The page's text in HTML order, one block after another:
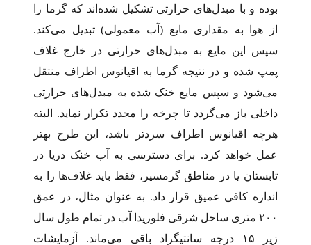
بوده و با مبدل‌های حرارتی تشکیل شده‌اند که گرما را
از هوا به مقداری مایع (آب معمولی) تبدیل می‌کند.
سپس این مایع به مبدل‌های حرارتی در خارج غلاف
پمپ شده و در نتیجه گرما به اقیانوس اطراف منتقل
می‌شود و سپس مایع خنک شده به مبدل‌های حرارتی
داخلی باز می‌گردد تا چرخه را مجدد تکرار نماید. البته
هرچه اقیانوس اطراف سردتر باشد، این طرح بهتر
عمل خواهد کرد. برای دسترسی به آب خنک دریا در
تابستان یا در مناطق گرمسیر، فقط باید غلاف‌ها را به
اندازه کافی عمیق قرار داد. به عنوان مثال، در عمق
۲۰۰ متری ساحل شرقی فلوریدا آب در تمام طول سال
زیر ۱۵ درجه سانتیگراد باقی می‌ماند. آزمایشات